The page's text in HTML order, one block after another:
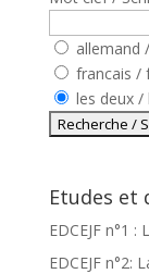
allemand
francais /
les deux /
Etudes et
EDCEJF n°1
EDCEJF n°2: